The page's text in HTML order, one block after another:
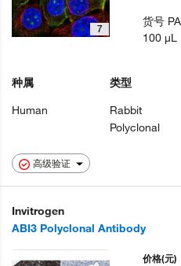
高级验证
7
种属
Human
类型
Rabbit
Polyclonal
货号
100 µL
Invitrogen
ABI3 Polyclonal Antibody
价格(元)